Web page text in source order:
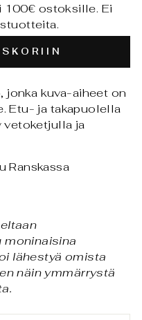
100€ ostoksille. Ei
jonka kuva-aiheet on
Etu- ja takapuolella
vetoketjulla ja
Ranskassa
moninaisina
lähestyä omista
näin ymmärrystä